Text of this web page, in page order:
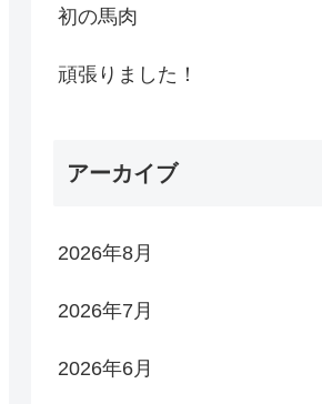
初の馬肉
頑張りました！
アーカイブ
2026年8月
2026年7月
2026年6月